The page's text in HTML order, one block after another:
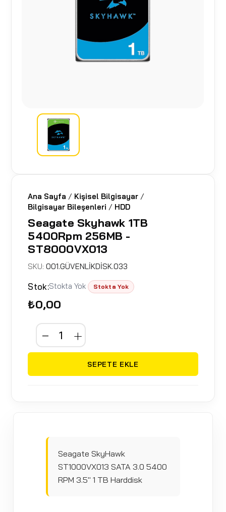
Ana Sayfa / Kişisel Bilgisayar /
Bilgisayar Bileşenleri / HDD
Seagate Skyhawk 1TB
5400Rpm 256MB -
ST8000VX013
SKU:001.GÜVENLİKDİSK.033
Stok:Stokta Yok Stokta Yok
₺0,00
SEPETE EKLE
Seagate SkyHawk
ST1000VX013 SATA 3.0 5400
RPM 3.5" 1 TB Harddisk